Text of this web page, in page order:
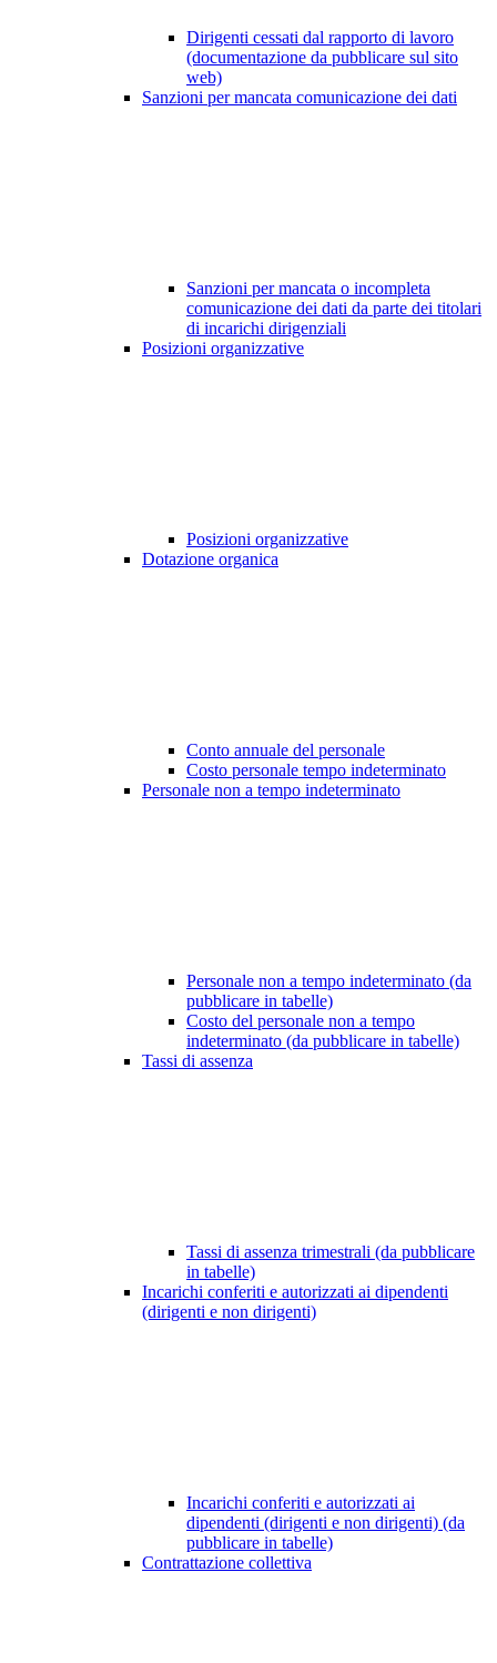
Dirigenti cessati dal rapporto di lavoro
(documentazione da pubblicare sul sito
web)
Sanzioni per mancata comunicazione dei dati
Sanzioni per mancata o incompleta
comunicazione dei dati da parte dei titolari
di incarichi dirigenziali
Posizioni organizzative
Posizioni organizzative
Dotazione organica
Conto annuale del personale
Costo personale tempo indeterminato
Personale non a tempo indeterminato
Personale non a tempo indeterminato (da
pubblicare in tabelle)
Costo del personale non a tempo
indeterminato (da pubblicare in tabelle)
Tassi di assenza
Tassi di assenza trimestrali (da pubblicare
in tabelle)
Incarichi conferiti e autorizzati ai dipendenti
(dirigenti e non dirigenti)
Incarichi conferiti e autorizzati ai
dipendenti (dirigenti e non dirigenti) (da
pubblicare in tabelle)
Contrattazione collettiva